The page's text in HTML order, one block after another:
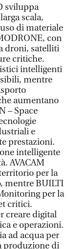
sviluppa
scala,
di materiale
con
droni, satelliti
critiche.
intelligenti
mentre
aumentano
– Space
e
prestazioni.
intelligente
AVACAM
per la
mentre BUILTI
per la
critici.
creare digital
e operazioni.
ad acqua per
produzione di